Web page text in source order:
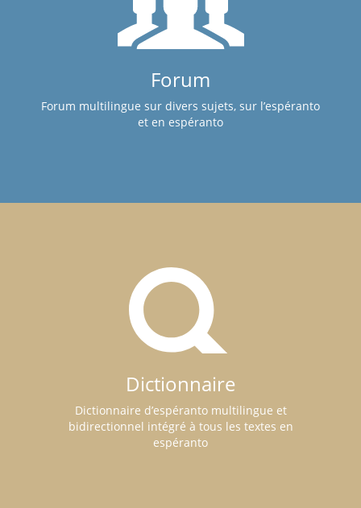
Forum
Forum multilingue sur divers sujets, sur l’espéranto
et en espéranto
Dictionnaire
Dictionnaire d’espéranto multilingue et
bidirectionnel intégré à tous les textes en
espéranto